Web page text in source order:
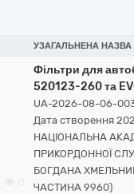
УЗАГАЛЬНЕНА НАЗВА
Фільтри для
520123-260 та
UA-2026-08-06-
Дата створення
НАЦІОНАЛЬНА
ПРИКОРДОННОЇ
БОГДАНА
ЧАСТИНА 9960)